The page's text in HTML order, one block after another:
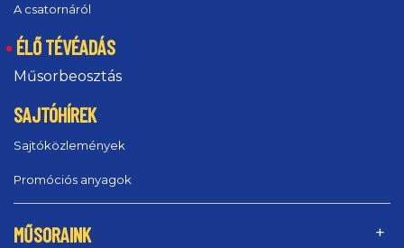
A csatornáról
ÉLŐ TÉVÉADÁS
Műsorbeosztás
SAJTÓHÍREK
Sajtóközlemények
Promóciós anyagok
MŰSORAINK